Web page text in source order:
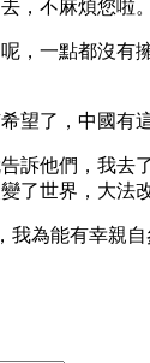
，不麻煩您啦。
，一點都沒
了，中國
他們，我
世界，大
為能有幸親